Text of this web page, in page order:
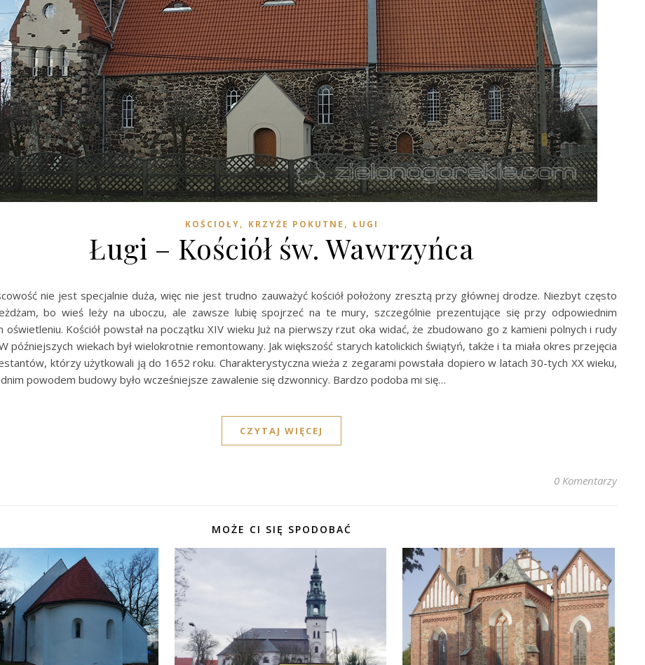
KOŚCIOŁY, KRZYŻE POKUTNE , ŁUGI
Ługi – Kościół św. Wawrzyńca
nie jest specjalnie duża, więc nie jest trudno zauważyć kościół położony zresztą przy głównej drodze. Niezbyt często
bo wieś leży na uboczu, ale zawsze lubię spojrzeć na te mury, szczególnie prezentujące się przy odpowiednim
oświetleniu. Kościół powstał na początku XIV wieku Już na pierwszy rzut oka widać, że zbudowano go z kamieni polnych i rudy
późniejszych wiekach był wielokrotnie remontowany. Jak większość starych katolickich świątyń, także i ta miała okres przejęcia
którzy użytkowali ją do 1652 roku. Charakterystyczna wieża z zegarami powstała dopiero w latach 30-tych XX wieku,
powodem budowy było wcześniejsze zawalenie się dzwonnicy. Bardzo podoba mi się…
CZYTAJ WIĘCEJ
0 Komentarzy
MOŻE CI SIĘ SPODOBAĆ